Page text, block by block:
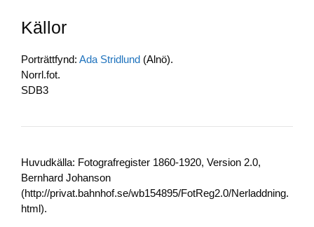
Källor
Porträttfynd: Ada Stridlund (Alnö).
Norrl.fot.
SDB3
Huvudkälla: Fotografregister 1860-1920, Version 2.0,
Bernhard Johanson
(http://privat.bahnhof.se/wb154895/FotReg2.0/Nerladdning.
html).